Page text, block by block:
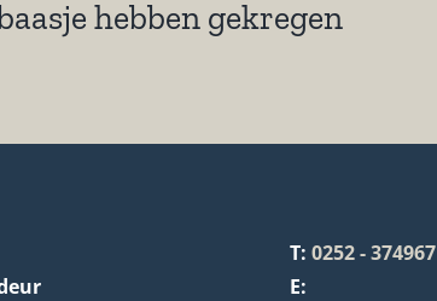
hebben gekregen
T:0252 - 374967
E: